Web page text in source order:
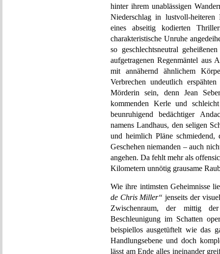
hinter ihrem unablässigen
Niederschlag in lustvoll-
eines abseitig kodierten
charakteristische Unruhe
so geschlechtsneutral
aufgetragenen Regenmäntel aus
mit annähernd ähnlichem
Verbrechen undeutlich
Mörderin sein, denn Jean
kommenden Kerle und
beunruhigend bedächtiger
namens Landhaus, den seligen
und heimlich Pläne
Geschehen niemanden – auch
angehen. Da fehlt mehr als
Kilometern unnötig grausame
Wie ihre intimsten Geheimnisse
de Chris Miller“ jenseits der
Zwischenraum, der mittig
Beschleunigung im Schatten
beispiellos ausgetüftelt wie das
Handlungsebene und doch
lässt am Ende alles ineinander